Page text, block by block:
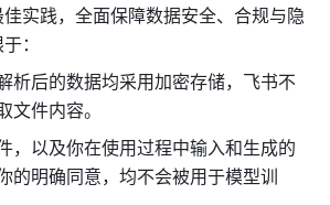
实践，全面保障数据安全、合规与隐
：
析后的数据均采用加密存储，飞书不
文件内容。
，以及你在使用过程中输入和生成的
的明确同意，均不会被用于模型训